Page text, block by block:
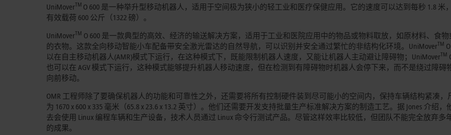
UniMoverTM O 600 是一种举升型移动机器人，适用于空间极为狭小的轻工业和医疗保健应用。它的速度可以达到每秒 1.8 米
有效载荷 600 公斤（1322 磅）。
UniMoverTM O 600 是一款典型的高效、经济的输送解决方案，适用于工业和医院应用中的物品或物料取放，如原材料、食
的衣物。这款全向移动智能小车配备带安全激光雷达的自然导航，可以识别并安全通过繁忙的非结构化环境。UniMoverTM
以在自主移动机器人(AMR)模式下运行，在这种模式下，既能限制机器人速度，又能让机器人主动避让障碍物；UniMoverTM
也可以在 AGV 模式下运行，这种模式能够提升机器人移动速度，但在检测到有障碍物时机器人会停下来，而不是绕过障碍
向前移动。
OMR 工程师除了要确保机器人的功能和可靠性之外，还需要将所有控制硬件装到尽可能小的空间内，保持车辆结构紧凑，
为 1670 x 600 x 335 毫米（65.8 x 23.6 x 13.2 英寸）。他们还需要开发支持批量生产标准解决方案的制造工艺。据 Jones 介绍，
去会使用 Linux 编程车辆和生产设备，技术人员通过 Linux 命令行测试产品。尽管这样效率比较低，但团队不能完全放弃多
的成果。